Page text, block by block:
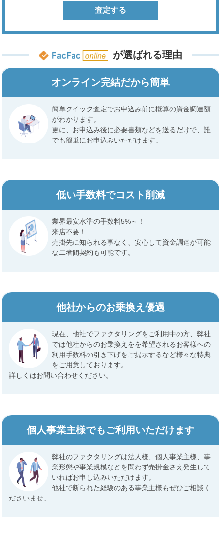
査定する
が選ばれる理由
オンライン完結だから簡単
簡単クイック査定でお申込み前に概算の資金調達額
がわかります。
更に、お申込み後に必要書類などを送るだけで、誰
でも簡単にお申込みいただけます。
低い手数料でコスト削減
業界最安水準の手数料5%～！
来店不要！
売掛先に知られる事なく、安心して資金調達が可能
な二者間契約も可能です。
他社からのお乗換え優遇
現在、他社でファクタリングをご利用中の方、弊社
では他社からのお乗換えをを希望されるお客様への
利用手数料の引き下げをご提示するなど様々な特典
をご用意しております。
詳しくはお問い合わせください。
個人事業主様でもご利用いただけます
弊社のファクタリングは法人様、個人事業主様、事
業形態や事業規模などを問わず売掛金さえ発生して
いればお申し込みいただけます。
他社で断られた経験のある事業主様もぜひご相談く
ださいませ。